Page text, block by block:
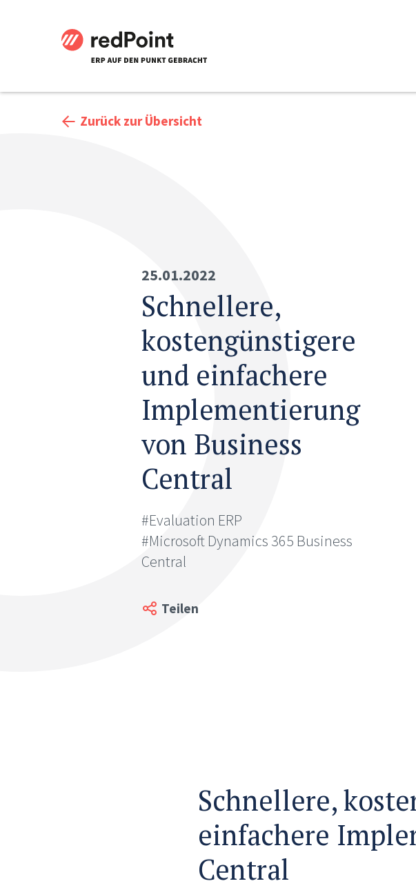
Zurück zur Übersicht
25.01.2022
Schnellere,
kostengünstigere
und einfachere
Implementierung
von Business
Central
#Evaluation ERP
#Microsoft Dynamics 365 Business
Central
Teilen
Schnellere,
einfachere
Central